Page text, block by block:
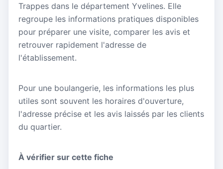
Trappes dans le département Yvelines. Elle
regroupe les informations pratiques disponibles
pour préparer une visite, comparer les avis et
retrouver rapidement l'adresse de
l'établissement.
Pour une boulangerie, les informations les plus
utiles sont souvent les horaires d'ouverture,
l'adresse précise et les avis laissés par les clients
du quartier.
À vérifier sur cette fiche